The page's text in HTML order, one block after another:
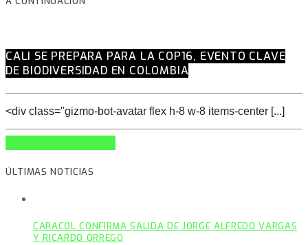
CALI SE PREPARA PARA LA COP16, EVENTO CLAVE
DE BIODIVERSIDAD EN COLOMBIA
<div class="gizmo-bot-avatar flex h-8 w-8 items-center [...]
ÚLTIMAS NOTICIAS
CARACOL CONFIRMA SALIDA DE JORGE ALFREDO VARGAS
Y RICARDO ORREGO